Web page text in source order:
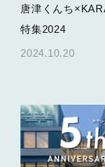
唐津くんち
特集2024
2024.10.20